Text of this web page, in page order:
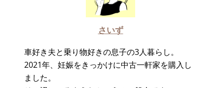
さいず
車好き夫と乗り物好きの息子の3人暮らし。
2021年、妊娠をきっかけに中古一軒家を購入し
ました。